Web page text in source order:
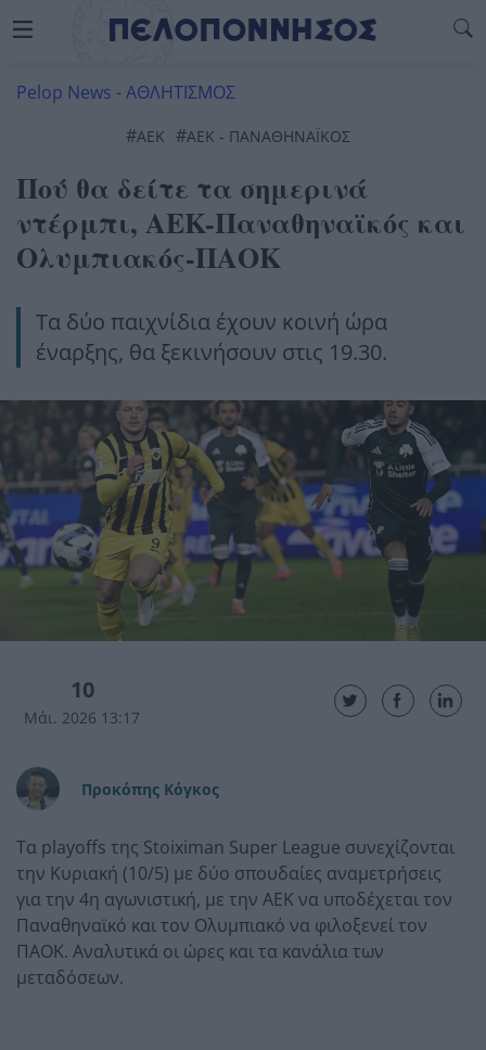
Pelop News -ΑΘΛΗΤΙΣΜΟΣ
#ΑΕΚ #ΑΕΚ - ΠΑΝΑΘΗΝΑΪΚΟΣ
Πού θα δείτε τα σημερινά
ντέρμπι, AEK-Παναθηναϊκός και
Ολυμπιακός-ΠΑΟΚ
Τα δύο παιχνίδια έχουν κοινή ώρα
έναρξης, θα ξεκινήσουν στις 19.30.
10
Μάι. 2026 13:17
Προκόπης Κόγκος
Τα playoffs της Stoiximan Super League συνεχίζονται
την Κυριακή (10/5) με δύο σπουδαίες αναμετρήσεις
για την 4η αγωνιστική, με την ΑΕΚ να υποδέχεται τον
Παναθηναϊκό και τον Ολυμπιακό να φιλοξενεί τον
ΠΑΟΚ. Αναλυτικά οι ώρες και τα κανάλια των
μεταδόσεων.